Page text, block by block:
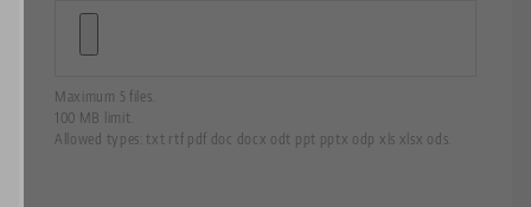
Maximum 5 files.
100 MB limit.
Allowed types: txt rtf pdf doc docx odt ppt pptx odp xls xlsx ods.